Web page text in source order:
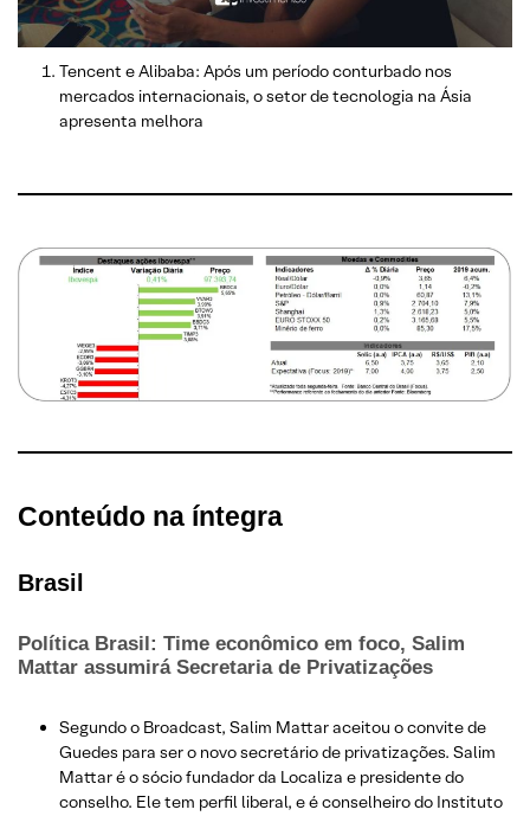
Tencent e Alibaba: Após um período conturbado nos
mercados internacionais, o setor de tecnologia na Ásia
apresenta melhora
Conteúdo na íntegra
Brasil
Política Brasil: Time econômico em foco, Salim
Mattar assumirá Secretaria de Privatizações
Segundo o Broadcast, Salim Mattar aceitou o convite de
Guedes para ser o novo secretário de privatizações. Salim
Mattar é o sócio fundador da Localiza e presidente do
conselho. Ele tem perfil liberal, e é conselheiro do Instituto